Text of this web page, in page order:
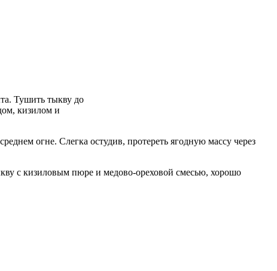
Тушить тыкву до
кизилом и
огне. Слегка остудив, протереть ягодную массу через
с кизиловым пюре и медово-ореховой смесью, хорошо